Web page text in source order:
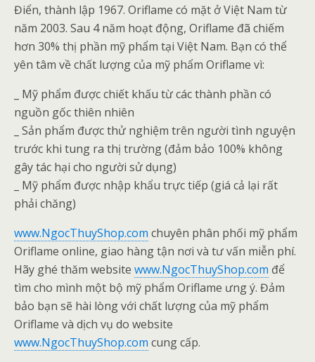
Điển, thành lập 1967. Oriflame có mặt ở Việt Nam từ
năm 2003. Sau 4 năm hoạt động, Oriflame đã chiếm
hơn 30% thị phần mỹ phẩm tại Việt Nam. Bạn có thể
yên tâm về chất lượng của mỹ phẩm Oriflame vì:
_ Mỹ phẩm được chiết khấu từ các thành phần có
nguồn gốc thiên nhiên
_ Sản phẩm được thử nghiệm trên người tình nguyện
trước khi tung ra thị trường (đảm bảo 100% không
gây tác hại cho người sử dụng)
_ Mỹ phẩm được nhập khẩu trực tiếp (giá cả lại rất
phải chăng)
www.NgocThuyShop.com chuyên phân phối mỹ phẩm
Oriflame online, giao hàng tận nơi và tư vấn miễn phí.
Hãy ghé thăm website www.NgocThuyShop.com để
tìm cho mình một bộ mỹ phẩm Oriflame ưng ý. Đảm
bảo bạn sẽ hài lòng với chất lượng của mỹ phẩm
Oriflame và dịch vụ do website
www.NgocThuyShop.com cung cấp.